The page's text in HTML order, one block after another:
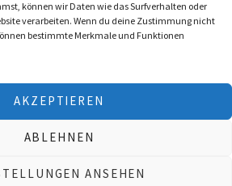
können wir Daten wie das Surfverhalten oder
verarbeiten. Wenn du deine Zustimmung nicht
bestimmte Merkmale und Funktionen
AKZEPTIEREN
ABLEHNEN
ANSEHEN
3K
Feldhasen
gelesen